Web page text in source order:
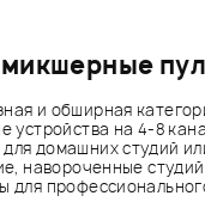
и обширная
устройства на 4-8
домашних студий
навороченные
для